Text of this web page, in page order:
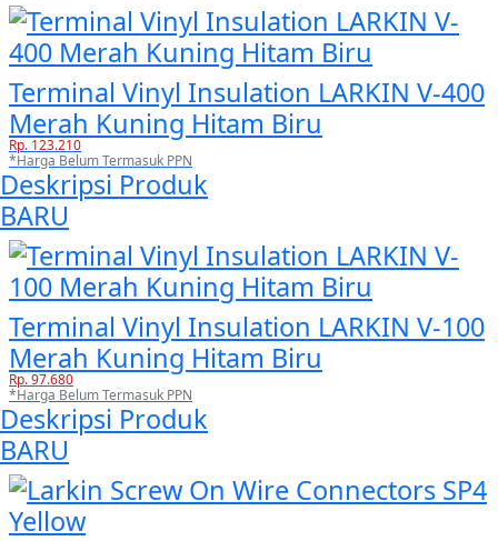
Terminal Vinyl Insulation LARKIN V-400
Merah Kuning Hitam Biru
Rp. 123.210
*Harga Belum Termasuk PPN
Deskripsi Produk
BARU
Terminal Vinyl Insulation LARKIN V-100
Merah Kuning Hitam Biru
Rp. 97.680
*Harga Belum Termasuk PPN
Deskripsi Produk
BARU